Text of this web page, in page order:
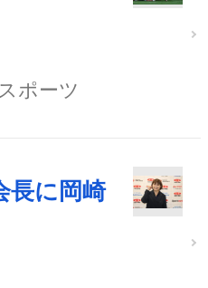
ポーツ
長に岡崎